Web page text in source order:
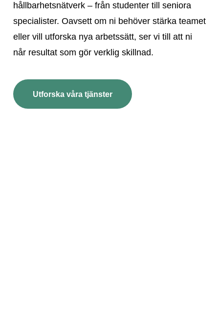
hållbarhetsnätverk – från studenter till seniora
specialister. Oavsett om ni behöver stärka teamet
eller vill utforska nya arbetssätt, ser vi till att ni
når resultat som gör verklig skillnad.
Utforska våra tjänster